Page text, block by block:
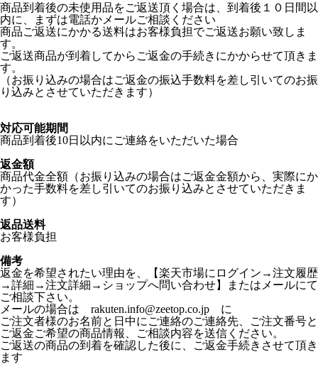
商品到着後の未使用品をご返送頂く場合は、到着後１０日間以
内に、まずは電話かメールご相談ください
商品ご返送にかかる送料はお客様負担でご返送お願い致しま
す。
ご返送商品が到着してからご返金の手続きにかからせて頂きま
す。
（お振り込みの場合はご返金の振込手数料を差し引いてのお振
り込みとさせていただきます）
対応可能期間
商品到着後10日以内にご連絡をいただいた場合
返金額
商品代金全額（お振り込みの場合はご返金金額から、実際にか
かった手数料を差し引いてのお振り込みとさせていただきま
す）
返品送料
お客様負担
備考
返金を希望されたい理由を、【楽天市場にログイン→注文履歴
→詳細→注文詳細→ショップへ問い合わせ】またはメールにて
ご相談下さい。
メールの場合は rakuten.info@zeetop.co.jp に
ご注文者様のお名前と日中にご連絡のご連絡先、ご注文番号と
ご返金ご希望の商品情報、ご相談内容を送信ください。
ご返送の商品の到着を確認した後に、ご返金手続きさせて頂き
ます